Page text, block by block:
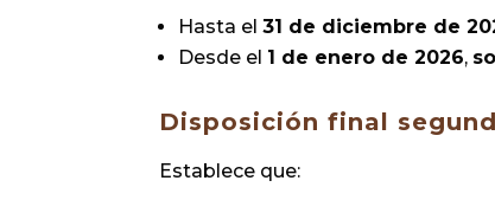
Hasta el31 de diciembre de
Desde el 1 de enero de 2026,
Disposición final
Establece que: